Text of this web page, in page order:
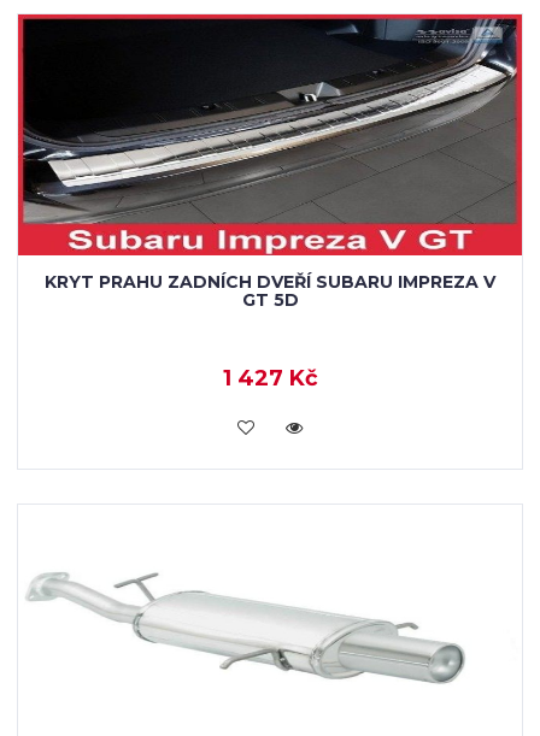
KRYT PRAHU ZADNÍCH DVEŘÍ SUBARU IMPREZA V
GT 5D
1 427 Kč
KOUPIT